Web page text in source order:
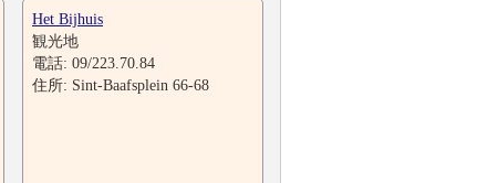
Het Bijhuis
観光地
電話: 09/223.70.84
住所: Sint-Baafsplein 66-68